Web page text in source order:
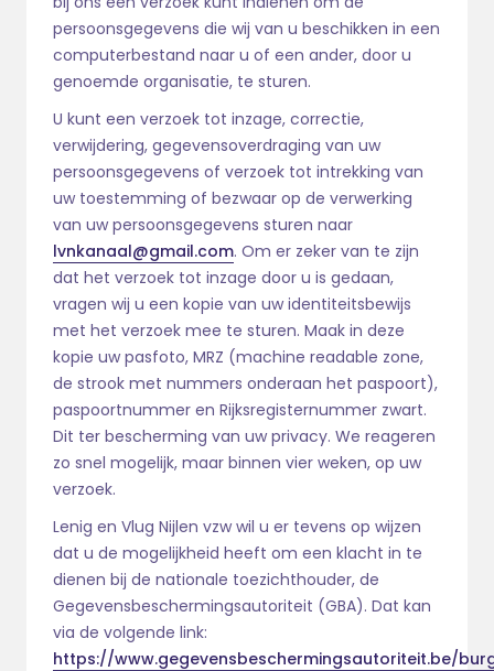
persoonsgegevens die wij van u beschikken in een
computerbestand naar u of een ander, door u
genoemde organisatie, te sturen.
U kunt een verzoek tot inzage, correctie,
verwijdering, gegevensoverdraging van uw
persoonsgegevens of verzoek tot intrekking van
uw toestemming of bezwaar op de verwerking
van uw persoonsgegevens sturen naar
lvnkanaal@gmail.com. Om er zeker van te zijn
dat het verzoek tot inzage door u is gedaan,
vragen wij u een kopie van uw identiteitsbewijs
met het verzoek mee te sturen. Maak in deze
kopie uw pasfoto, MRZ (machine readable zone,
de strook met nummers onderaan het paspoort),
paspoortnummer en Rijksregisternummer zwart.
Dit ter bescherming van uw privacy. We reageren
zo snel mogelijk, maar binnen vier weken, op uw
verzoek.
Lenig en Vlug Nijlen vzw wil u er tevens op wijzen
dat u de mogelijkheid heeft om een klacht in te
dienen bij de nationale toezichthouder, de
Gegevensbeschermingsautoriteit (GBA). Dat kan
via de volgende link:
https://www.gegevensbeschermingsautoriteit.be/